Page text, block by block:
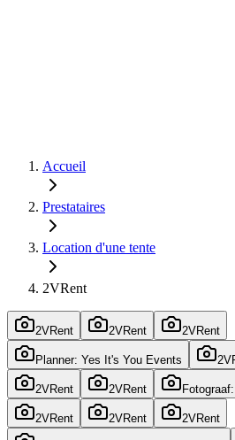
Accueil
Prestataires
Location d'une tente
2VRent
2VRent 2VRent 2VRent
Planner: Yes It's You Events
2VRent 2VRent
2VRent 2VRent 2VRent